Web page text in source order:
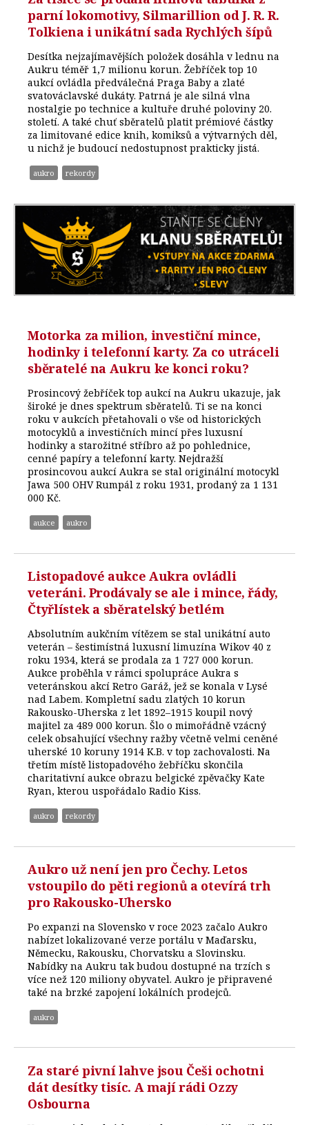
parní lokomotivy, Silmarillion od J. R. R.
Tolkiena i unikátní sada Rychlých šípů
Desítka nejzajímavějších položek dosáhla v lednu na
Aukru téměř 1,7 milionu korun. Žebříček top 10
aukcí ovládla předválečná Praga Baby a zlaté
svatováclavské dukáty. Patrná je ale silná vlna
nostalgie po technice a kultuře druhé poloviny 20.
století. A také chuť sběratelů platit prémiové částky
za limitované edice knih, komiksů a výtvarných děl,
u nichž je budoucí nedostupnost prakticky jistá.
aukro rekordy
Motorka za milion, investiční mince,
hodinky i telefonní karty. Za co utráceli
sběratelé na Aukru ke konci roku?
Prosincový žebříček top aukcí na Aukru ukazuje, jak
široké je dnes spektrum sběratelů. Ti se na konci
roku v aukcích přetahovali o vše od historických
motocyklů a investičních mincí přes luxusní
hodinky a starožitné stříbro až po pohlednice,
cenné papíry a telefonní karty. Nejdražší
prosincovou aukcí Aukra se stal originální motocykl
Jawa 500 OHV Rumpál z roku 1931, prodaný za 1 131
000 Kč.
aukce aukro
Listopadové aukce Aukra ovládli
veteráni. Prodávaly se ale i mince, řády,
Čtyřlístek a sběratelský betlém
Absolutním aukčním vítězem se stal unikátní auto
veterán – šestimístná luxusní limuzína Wikov 40 z
roku 1934, která se prodala za 1 727 000 korun.
Aukce proběhla v rámci spolupráce Aukra s
veteránskou akcí Retro Garáž, jež se konala v Lysé
nad Labem. Kompletní sadu zlatých 10 korun
Rakousko-Uherska z let 1892–1915 koupil nový
majitel za 489 000 korun. Šlo o mimořádně vzácný
celek obsahující všechny ražby včetně velmi ceněné
uherské 10 koruny 1914 K.B. v top zachovalosti. Na
třetím místě listopadového žebříčku skončila
charitativní aukce obrazu belgické zpěvačky Kate
Ryan, kterou uspořádalo Radio Kiss.
aukro rekordy
Aukro už není jen pro Čechy. Letos
vstoupilo do pěti regionů a otevírá trh
pro Rakousko-Uhersko
Po expanzi na Slovensko v roce 2023 začalo Aukro
nabízet lokalizované verze portálu v Maďarsku,
Německu, Rakousku, Chorvatsku a Slovinsku.
Nabídky na Aukru tak budou dostupné na trzích s
více než 120 miliony obyvatel. Aukro je připravené
také na brzké zapojení lokálních prodejců.
aukro
Za staré pivní lahve jsou Češi ochotni
dát desítky tisíc. A mají rádi Ozzy
Osbourna